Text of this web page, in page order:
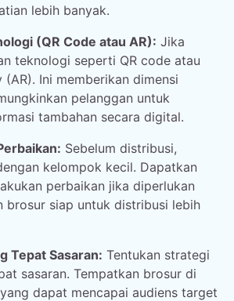
lebih banyak.
(QR Code atau AR): Jika
teknologi seperti QR code atau
Ini memberikan dimensi
pelanggan untuk
tambahan secara digital.
Sebelum distribusi,
kelompok kecil. Dapatkan
perbaikan jika diperlukan
brosur siap untuk distribusi lebih
Tepat Sasaran: Tentukan strategi
sasaran. Tempatkan brosur di
dapat mencapai audiens target